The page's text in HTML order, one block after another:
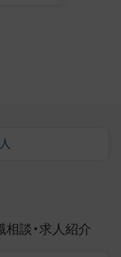
相談・求人紹介